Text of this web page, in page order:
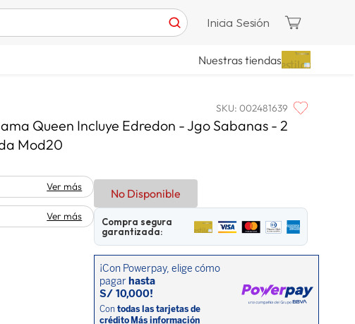
Inicia Sesión
Nuestras tiendas
SKU: 002481639
Queen Incluye Edredon - Jgo Sabanas - 2
Mod20
Ver más
Ver más
No Disponible
Compra segura
garantizada: